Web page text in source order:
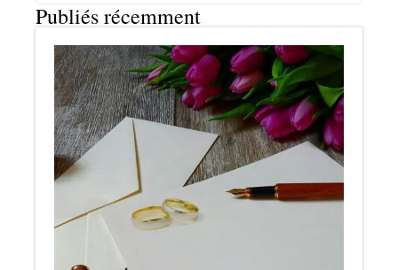
Publiés récemment